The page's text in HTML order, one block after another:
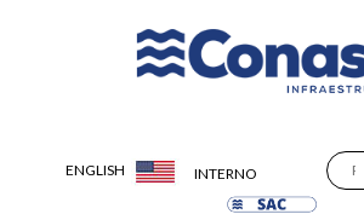
ENGLISH INTERNO